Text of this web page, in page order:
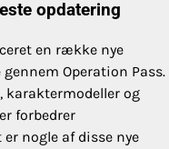
opdatering
en række nye
Operation Pass.
karaktermodeller og
forbedrer
nogle af disse nye